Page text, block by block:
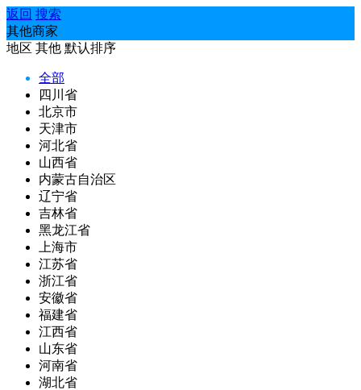
返回 搜索
其他商家
地区 其他 默认排序
全部
四川省
北京市
天津市
河北省
山西省
内蒙古自治区
辽宁省
吉林省
黑龙江省
上海市
江苏省
浙江省
安徽省
福建省
江西省
山东省
河南省
湖北省